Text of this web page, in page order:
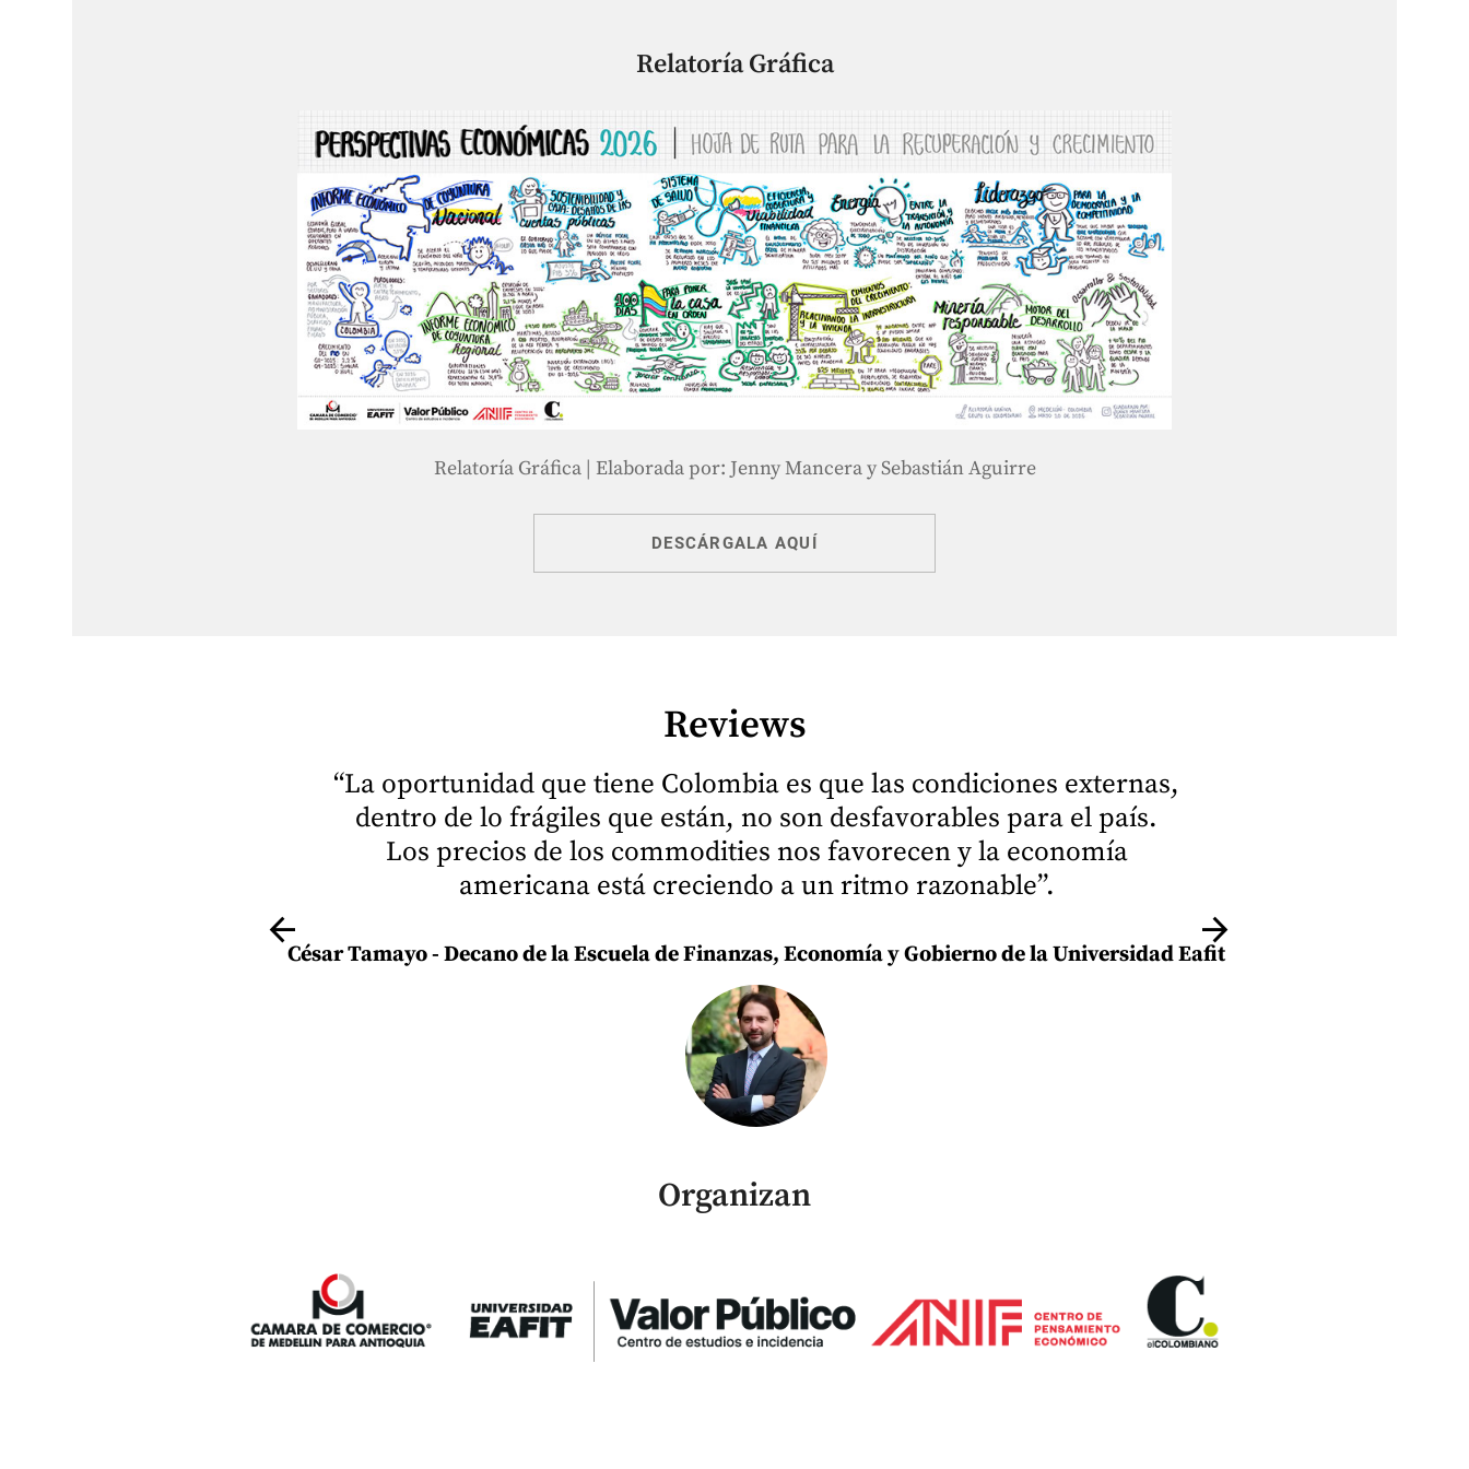
Relatoría Gráfica
Relatoría Gráfica | Elaborada por: Jenny Mancera y Sebastián Aguirre
DESCÁRGALA AQUÍ
Reviews
arrow_back
“La oportunidad que tiene Colombia es que las condiciones externas,
dentro de lo frágiles que están, no son desfavorables para el país.
Los precios de los commodities nos favorecen y la economía
americana está creciendo a un ritmo razonable”.
César Tamayo - Decano de la Escuela de Finanzas, Economía y Gobierno de la Universidad Eafit
arrow_forward
Organizan